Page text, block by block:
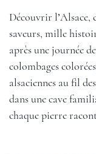
Découvrir l’Alsace,
saveurs, mille
après une journée
colombages
alsaciennes au fil
dans une cave
chaque pierre